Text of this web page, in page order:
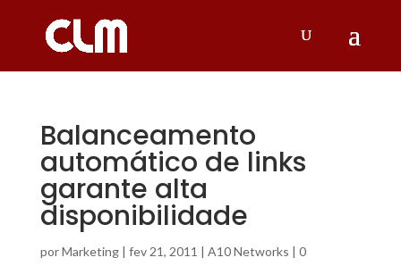
Balanceamento
automático de links
garante alta
disponibilidade
porMarketing| fev 21, 2011 | A10 Networks | 0